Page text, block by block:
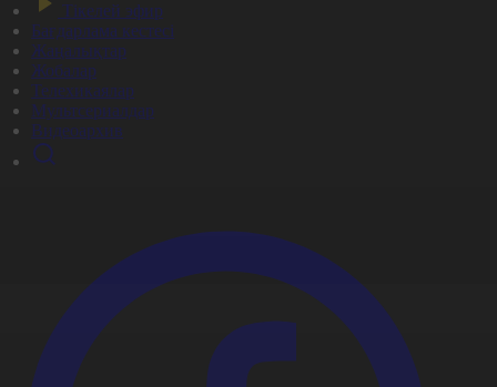
Тікелей эфир
Бағдарлама кестесі
Жаңалықтар
Жобалар
Телехикаялар
Мультсериалдар
Видеоархив